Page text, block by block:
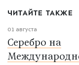
ЧИТАЙТЕ ТАКЖЕ
01 августа
Серебро на